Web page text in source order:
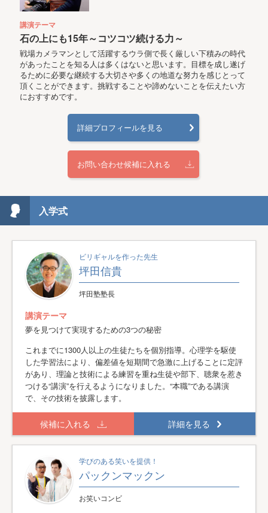
講演テーマ
石の上にも15年～コツコツ続ける力～
戦場カメラマンとして活躍するウラ側で長く厳しい下積みの時代
があったことを知る人は多くはないと思います。目標を成し遂げ
るために必要な継続する大切さや多くの地道な努力を感じとって
頂くことができます。挑戦することや諦めないことを伝えたい方
におすすめです。
詳細プロフィールを見る
お問い合わせ候補に入れる
入学式
ビリギャルを作った先生
坪田信貴
坪田塾塾長
講演テーマ
夢を見つけて実現するための3つの秘密
これまでに1300人以上の生徒たちを個別指導。心理学を駆使
した学習法により、偏差値を短期間で急激に上げることに定評
があり、理論と技術による練習を重ね生徒や部下、聴衆を惹き
つける“講演”を行えるようになりました。“本職”である講演
で、その技術を披露します。
候補に入れる 詳細を見る
学びのある笑いを提供！
パックンマックン
お笑いコンビ